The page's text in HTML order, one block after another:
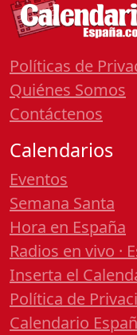
Políticas de
Quiénes Somos
Contáctenos
Calendarios
Eventos
Semana Santa
Hora en España
Radios en vivo ·
Inserta el
Política de
Calendario